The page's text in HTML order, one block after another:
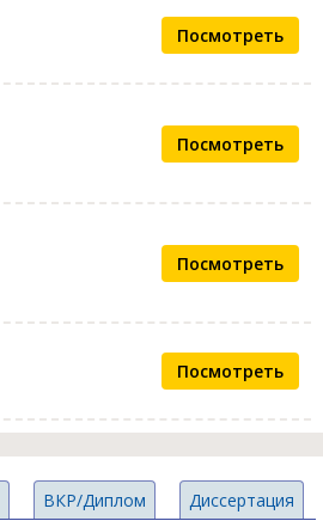
Посмотреть
Посмотреть
Посмотреть
Посмотреть
ВКР/Диплом Диссертация